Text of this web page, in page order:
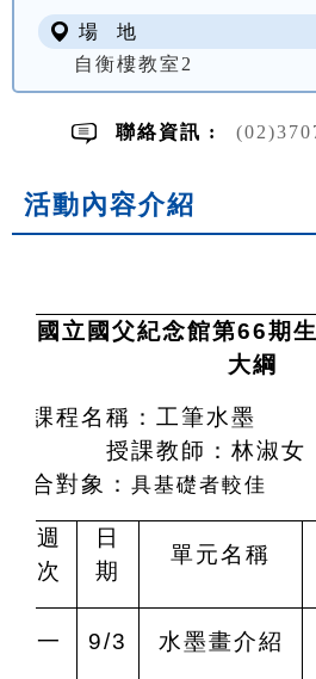
場 地
自衡樓教室2
聯絡資訊 :
活動內容介紹
國立國父紀念館第66期
大綱
課程名稱：
授課教師：
合對象： 具基礎者較佳
週
次
日
期
單元名稱
一 9/3 水墨畫介紹